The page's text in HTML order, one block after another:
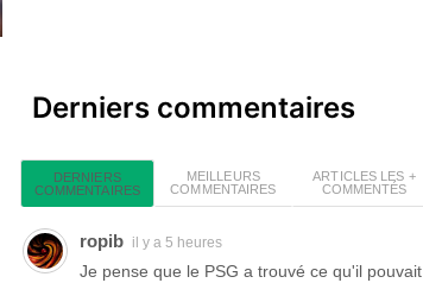
Derniers commentaires
DERNIERS
COMMENTAIRES
MEILLEURS
COMMENTAIRES
ARTICLES LES +
COMMENTÉS
ropib il y a 5 heures
Je pense que le PSG a trouvé ce qu'il pouvait